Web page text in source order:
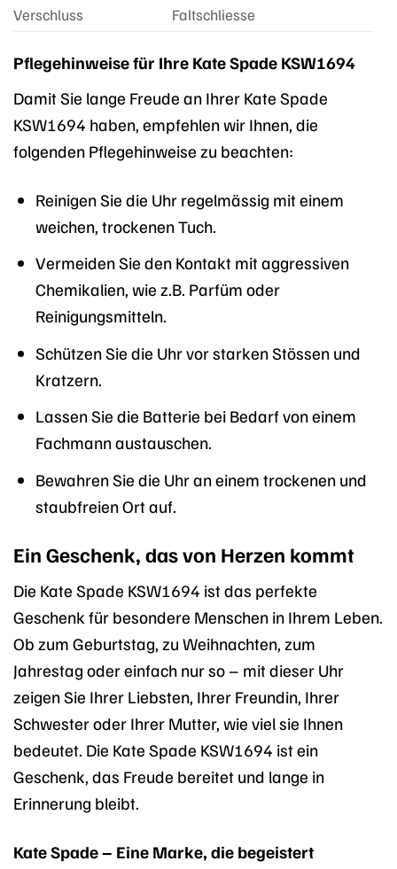
Verschluss
Faltschliesse
Pflegehinweise für Ihre Kate Spade KSW1694
Damit Sie lange Freude an Ihrer Kate Spade
KSW1694 haben, empfehlen wir Ihnen, die
folgenden Pflegehinweise zu beachten:
Reinigen Sie die Uhr regelmässig mit einem
weichen, trockenen Tuch.
Vermeiden Sie den Kontakt mit aggressiven
Chemikalien, wie z.B. Parfüm oder
Reinigungsmitteln.
Schützen Sie die Uhr vor starken Stössen und
Kratzern.
Lassen Sie die Batterie bei Bedarf von einem
Fachmann austauschen.
Bewahren Sie die Uhr an einem trockenen und
staubfreien Ort auf.
Ein Geschenk, das von Herzen kommt
Die Kate Spade KSW1694 ist das perfekte
Geschenk für besondere Menschen in Ihrem Leben.
Ob zum Geburtstag, zu Weihnachten, zum
Jahrestag oder einfach nur so – mit dieser Uhr
zeigen Sie Ihrer Liebsten, Ihrer Freundin, Ihrer
Schwester oder Ihrer Mutter, wie viel sie Ihnen
bedeutet. Die Kate Spade KSW1694 ist ein
Geschenk, das Freude bereitet und lange in
Erinnerung bleibt.
Kate Spade – Eine Marke, die begeistert